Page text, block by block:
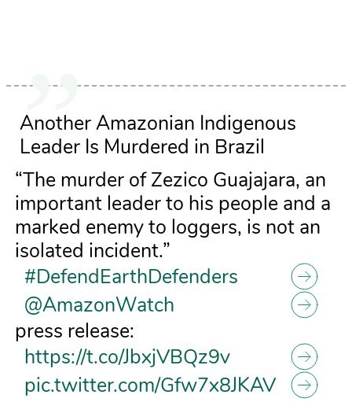
Another Amazonian Indigenous
Leader Is Murdered in Brazil
“The murder of Zezico Guajajara, an
important leader to his people and a
marked enemy to loggers, is not an
isolated incident.”
#DefendEarthDefenders
@AmazonWatch
press release:
https://t.co/JbxjVBQz9v
pic.twitter.com/Gfw7x8JKAV